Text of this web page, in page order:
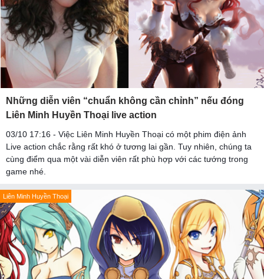
Những diễn viên “chuẩn không cần chỉnh” nếu đóng
Liên Minh Huyền Thoại live action
03/10 17:16 - Việc Liên Minh Huyền Thoại có một phim điện ảnh
Live action chắc rằng rất khó ở tương lai gần. Tuy nhiên, chúng ta
cùng điểm qua một vài diễn viên rất phù hợp với các tướng trong
game nhé.
Liên Minh Huyền Thoại